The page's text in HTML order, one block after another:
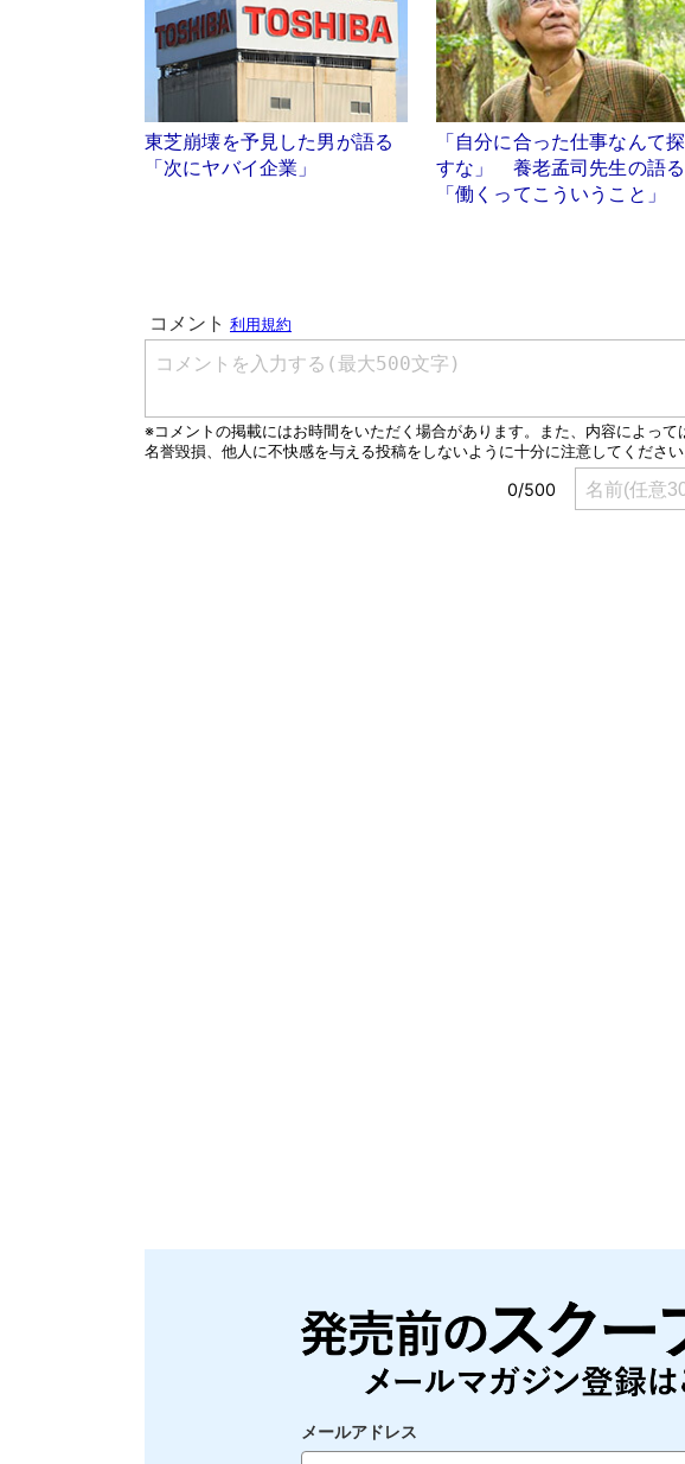
東芝崩壊を予見した男が語る
「次にヤバイ企業」
「自分に合った仕事なんて探
すな」 養老孟司先生の語る
「働くってこういうこと」
メールアドレス